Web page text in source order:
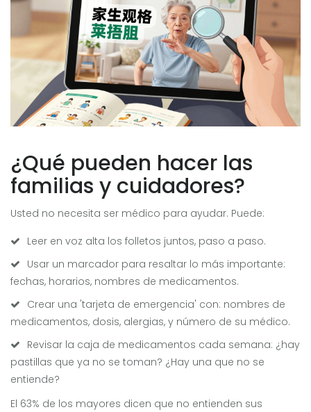
¿Qué pueden hacer las
familias y cuidadores?
Usted no necesita ser médico para ayudar. Puede:
Leer en voz alta los folletos juntos, paso a paso.
Usar un marcador para resaltar lo más importante:
fechas, horarios, nombres de medicamentos.
Crear una 'tarjeta de emergencia' con: nombres de
medicamentos, dosis, alergias, y número de su médico.
Revisar la caja de medicamentos cada semana: ¿hay
pastillas que ya no se toman? ¿Hay una que no se
entiende?
El 63% de los mayores dicen que no entienden sus